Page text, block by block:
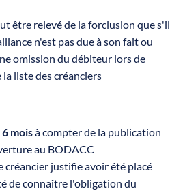
être relevé de la forclusion que s'il
n'est pas due à son fait ou
omission du débiteur lors de
liste des créanciers
6 moisà compter de la publication
au BODACC
créancier justifie avoir été placé
de connaître l'obligation du